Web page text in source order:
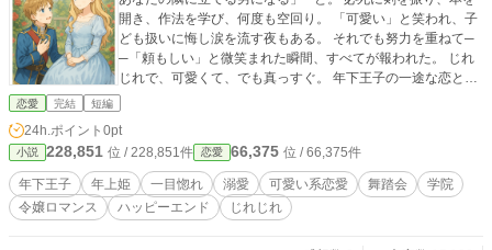
開き、作法を学び、何度も空回り。 「可愛い」と笑われ、子
ども扱いに悔し涙を流す夜もある。 それでも努力を重ねて─
─「頼もしい」と微笑まれた瞬間、すべてが報われた。 じれ
じれで、可愛くて、でも真っすぐ。 年下王子の一途な恋と、
ほんわか姫の心が少しずつほどけていく。 やがて訪れる婚
ふんわり姫イリスの令嬢ロマンス。
恋愛 完結 短編
24h.ポイント 0pt
小説 228,851 位 / 228,851件 恋愛 66,375 位 / 66,375件
年下王子 年上姫 一目惚れ 溺愛 可愛い系恋愛 舞踏会
学院
令嬢ロマンス
ハッピーエンド じれじれ